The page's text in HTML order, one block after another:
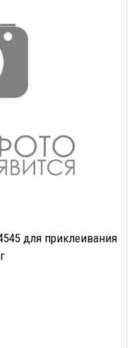
для приклеивания